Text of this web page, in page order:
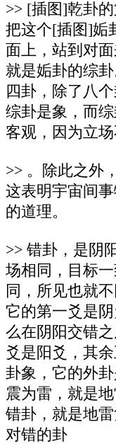
>> [插图]乾卦
把这个[插图]姤
面上，站到对
就是姤卦的综
四卦，除了八
综卦是象，而
客观，因为立场
>> 。除此之外
这表明宇宙间
的道理。
>> 错卦，是阴
场相同，目标
同，所见也就
它的第一爻是
么在阴阳交错
爻是阳爻，其
卦象，它的外
震为雷，就是
错卦，就是地
对错的卦